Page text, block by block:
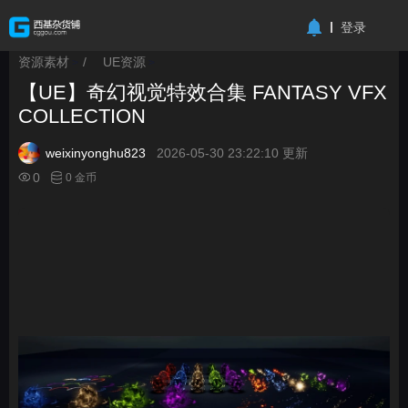
登录
资源素材 / UE资源
【UE】奇幻视觉特效合集 FANTASY VFX
COLLECTION
weixinyonghu823
2026-05-30 23:22:10 更新
0
0 金币